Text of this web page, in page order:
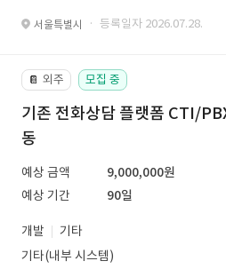
서울특별시 · 등록일자 2026.07.28.
📔 외주 모집 중
기존 전화상담 플랫폼 CTI/
동
예상 금액
9,000,000원
예상 기간
90일
개발
기타
기타(내부 시스템)